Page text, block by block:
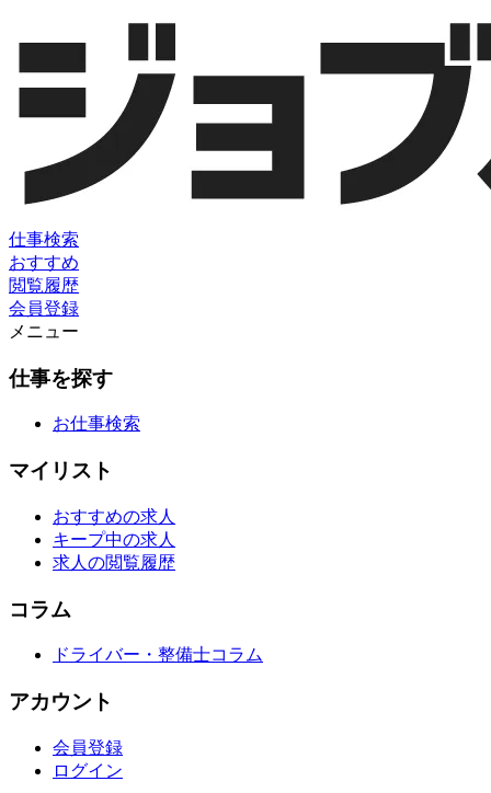
仕事検索
おすすめ
閲覧履歴
会員登録
メニュー
仕事を探す
お仕事検索
マイリスト
おすすめの求人
キープ中の求人
求人の閲覧履歴
コラム
ドライバー・整備士コラム
アカウント
会員登録
ログイン